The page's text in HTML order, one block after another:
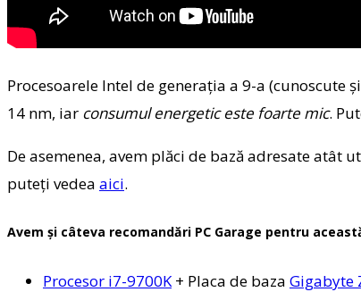
Procesoarele Intel de generația a 9-a
14 nm, iar consumul energetic este foarte mic.
De asemenea, avem plăci de bază adresate
puteți vedea aici.
Avem și câteva recomandări PC Garage pentru
Procesor i7-9700K+ Placa de baza Gigabyte